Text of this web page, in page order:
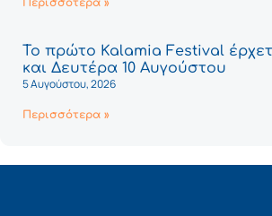
Το πρώτο Kalamia Festival
και Δευτέρα 10 Αυγούστου
5 Αυγούστου, 2026
Περισσότερα »